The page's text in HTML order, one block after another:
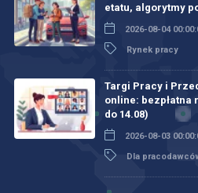
etatu, algorytmy
2026-08-04
Rynek pracy
Targi Pracy i
online: bezpłatna
do 14.08)
2026-08-03
Dla